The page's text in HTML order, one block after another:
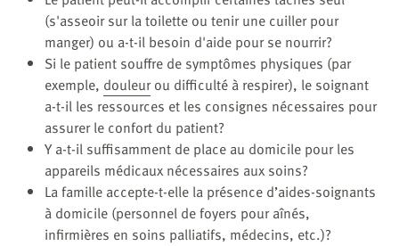
(s'asseoir sur la toilette ou tenir une cuiller pour
manger) ou a-t-il besoin d'aide pour se nourrir?
Si le patient souffre de symptômes physiques (par
exemple, douleurou difficulté à respirer), le soignant
a-t-il les ressources et les consignes nécessaires pour
assurer le confort du patient?
Y a-t-il suffisamment de place au domicile pour les
appareils médicaux nécessaires aux soins?
La famille accepte-t-elle la présence d’aides-soignants
à domicile (personnel de foyers pour aînés,
infirmières en soins palliatifs, médecins, etc.)?